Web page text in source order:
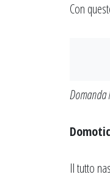
Con
Domanda
Il tutto